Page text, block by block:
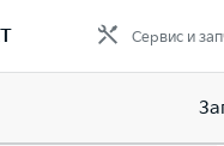
Сервис и